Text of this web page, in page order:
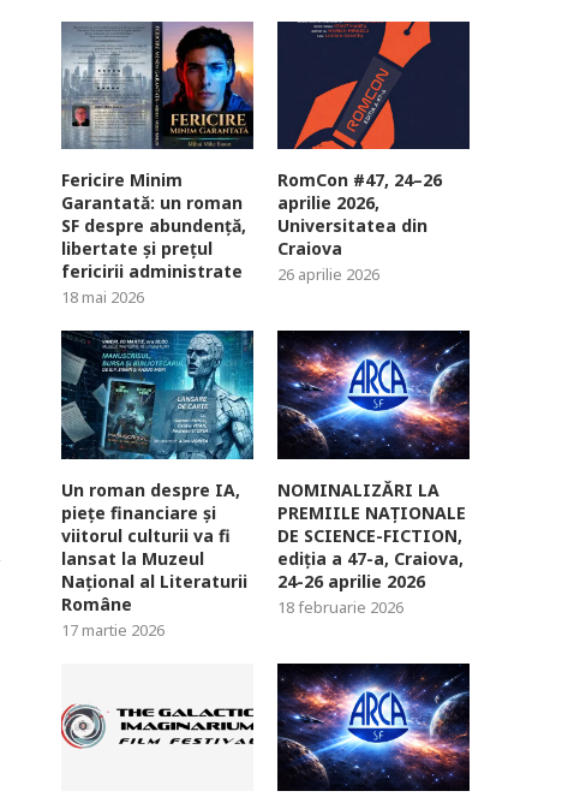
Fericire Minim
Garantată: un roman
SF despre abundență,
libertate și prețul
fericirii administrate
18 mai 2026
RomCon #47, 24–26
aprilie 2026,
Universitatea din
Craiova
26 aprilie 2026
Un roman despre IA,
piețe financiare și
viitorul culturii va fi
lansat la Muzeul
Național al Literaturii
Române
17 martie 2026
NOMINALIZĂRI LA
PREMIILE NAȚIONALE
DE SCIENCE-FICTION,
ediția a 47-a, Craiova,
24-26 aprilie 2026
18 februarie 2026